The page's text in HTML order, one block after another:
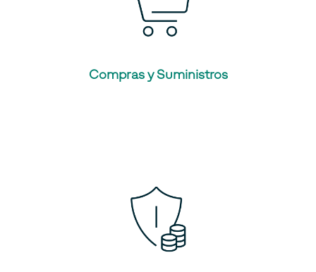
Compras y Suministros